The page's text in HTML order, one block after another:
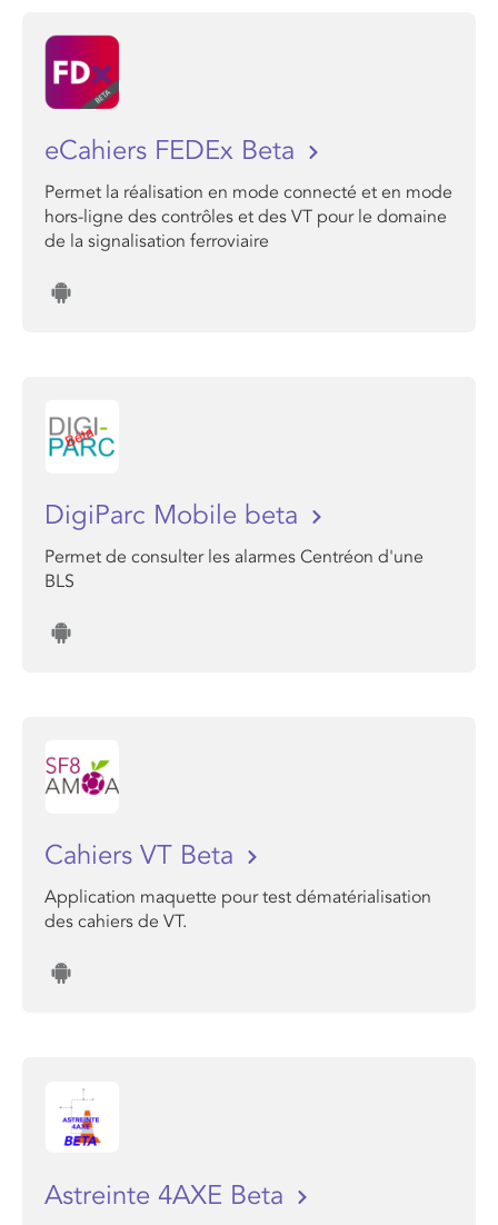
eCahiers FEDEx Beta
Permet la réalisation en mode connecté et en mode
hors-ligne des contrôles et des VT pour le domaine
de la signalisation ferroviaire
DigiParc Mobile beta
Permet de consulter les alarmes Centréon d'une
BLS
Cahiers VT Beta
Application maquette pour test dématérialisation
des cahiers de VT.
Astreinte 4AXE Beta